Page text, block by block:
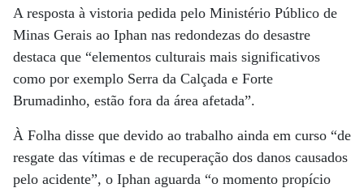
A resposta à vistoria pedida pelo Ministério Público de
Minas Gerais ao Iphan nas redondezas do desastre
destaca que “elementos culturais mais significativos
como por exemplo Serra da Calçada e Forte
Brumadinho, estão fora da área afetada”.
À Folha disse que devido ao trabalho ainda em curso “de
resgate das vítimas e de recuperação dos danos causados
pelo acidente”, o Iphan aguarda “o momento propício